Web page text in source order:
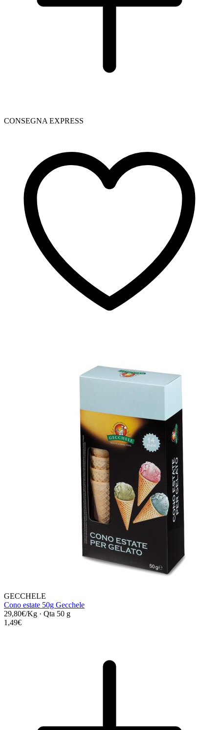
CONSEGNA EXPRESS
GECCHELE
Cono estate 50g Gecchele
29,80€/Kg · Qta 50 g
1,49€